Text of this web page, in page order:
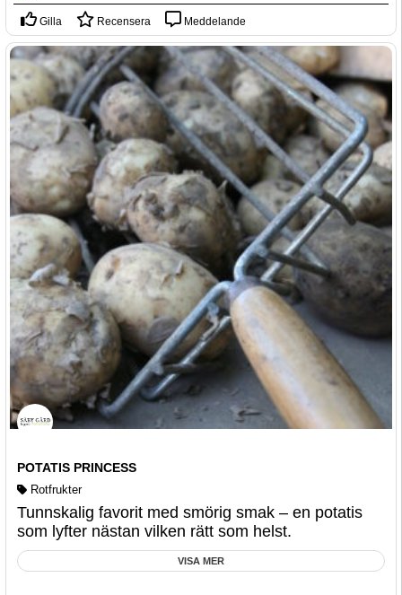
Gilla Recensera Meddelande
POTATIS PRINCESS
Rotfrukter
Tunnskalig favorit med smörig smak – en potatis
som lyfter nästan vilken rätt som helst.
VISA MER